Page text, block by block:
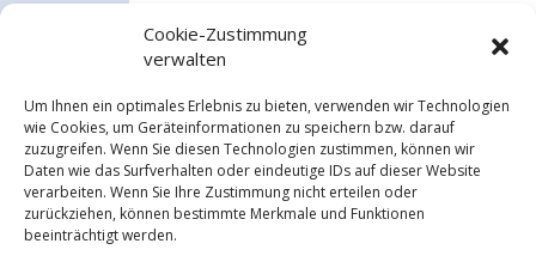
Cookie-Zustimmung
verwalten
Um Ihnen ein optimales Erlebnis zu bieten, verwenden wir Technologien
wie Cookies, um Geräteinformationen zu speichern bzw. darauf
zuzugreifen. Wenn Sie diesen Technologien zustimmen, können wir
Daten wie das Surfverhalten oder eindeutige IDs auf dieser Website
verarbeiten. Wenn Sie Ihre Zustimmung nicht erteilen oder
zurückziehen, können bestimmte Merkmale und Funktionen
beeinträchtigt werden.
Kontakt
Kostenlose
Beratung